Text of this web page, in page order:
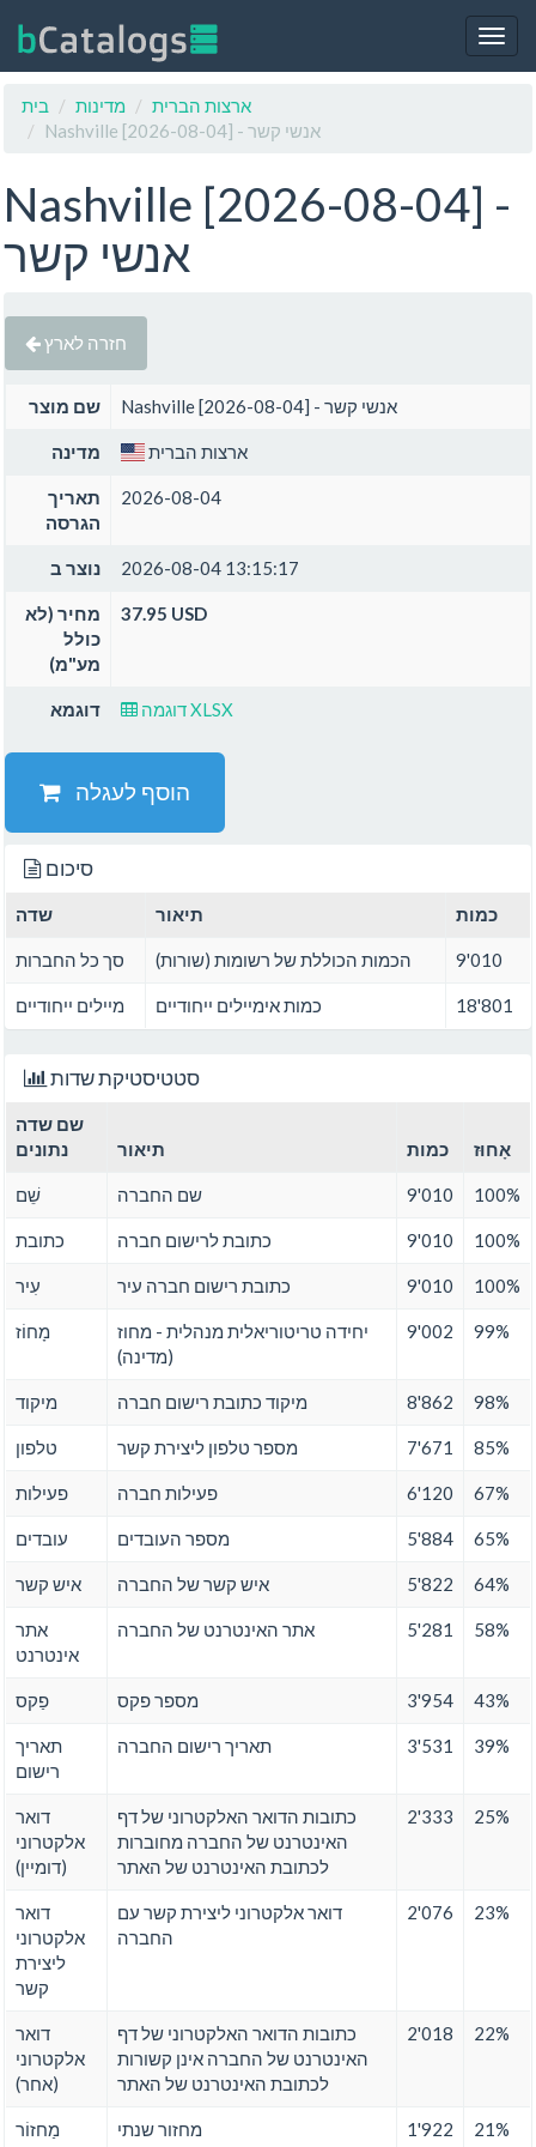
בית
מדינות
ארצות הברית
Nashville [2026-08-04] - אנשי קשר
Nashville [2026-08-04] -
אנשי קשר
חזרה לארץ
שם מוצר Nashville [2026-08-04] - אנשי קשר
מדינה ארצות הברית
תאריך
הגרסה
2026-08-04
נוצר ב 2026-08-04 13:15:17
מחיר (לא
כולל
מע"מ)
37.95 USD
דוגמא דוגמה XLSX
הוסף לעגלה
סיכום
שדה תיאור כמות
סך כל החברות הכמות הכוללת של רשומות (שורות) 9'010
מיילים ייחודיים כמות אימיילים ייחודיים 18'801
סטטיסטיקת שדות
שם שדה
נתונים
תיאור כמות אָחוּז
שֵׁם שם החברה 9'010 100%
כתובת כתובת לרישום חברה 9'010 100%
עִיר כתובת רישום חברה עיר 9'010 100%
מָחוֹז
יחידה טריטוריאלית מנהלית - מחוז
(מדינה)
9'002 99%
מיקוד מיקוד כתובת רישום חברה 8'862 98%
טלפון מספר טלפון ליצירת קשר 7'671 85%
פעילות פעילות חברה 6'120 67%
עובדים מספר העובדים 5'884 65%
איש קשר איש קשר של החברה 5'822 64%
אתר
אינטרנט
אתר האינטרנט של החברה 5'281 58%
פַקס מספר פקס 3'954 43%
תאריך
רישום
תאריך רישום החברה 3'531 39%
דואר
אלקטרוני
(דומיין)
כתובות הדואר האלקטרוני של דף
האינטרנט של החברה מחוברות
לכתובת האינטרנט של האתר
2'333 25%
דואר
אלקטרוני
ליצירת
קשר
דואר אלקטרוני ליצירת קשר עם
החברה
2'076 23%
דואר
אלקטרוני
(אחר)
כתובות הדואר האלקטרוני של דף
האינטרנט של החברה אינן קשורות
לכתובת האינטרנט של האתר
2'018 22%
מַחזוֹר מחזור שנתי 1'922 21%